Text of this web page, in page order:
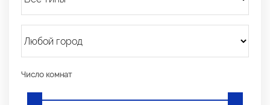
Число комнат